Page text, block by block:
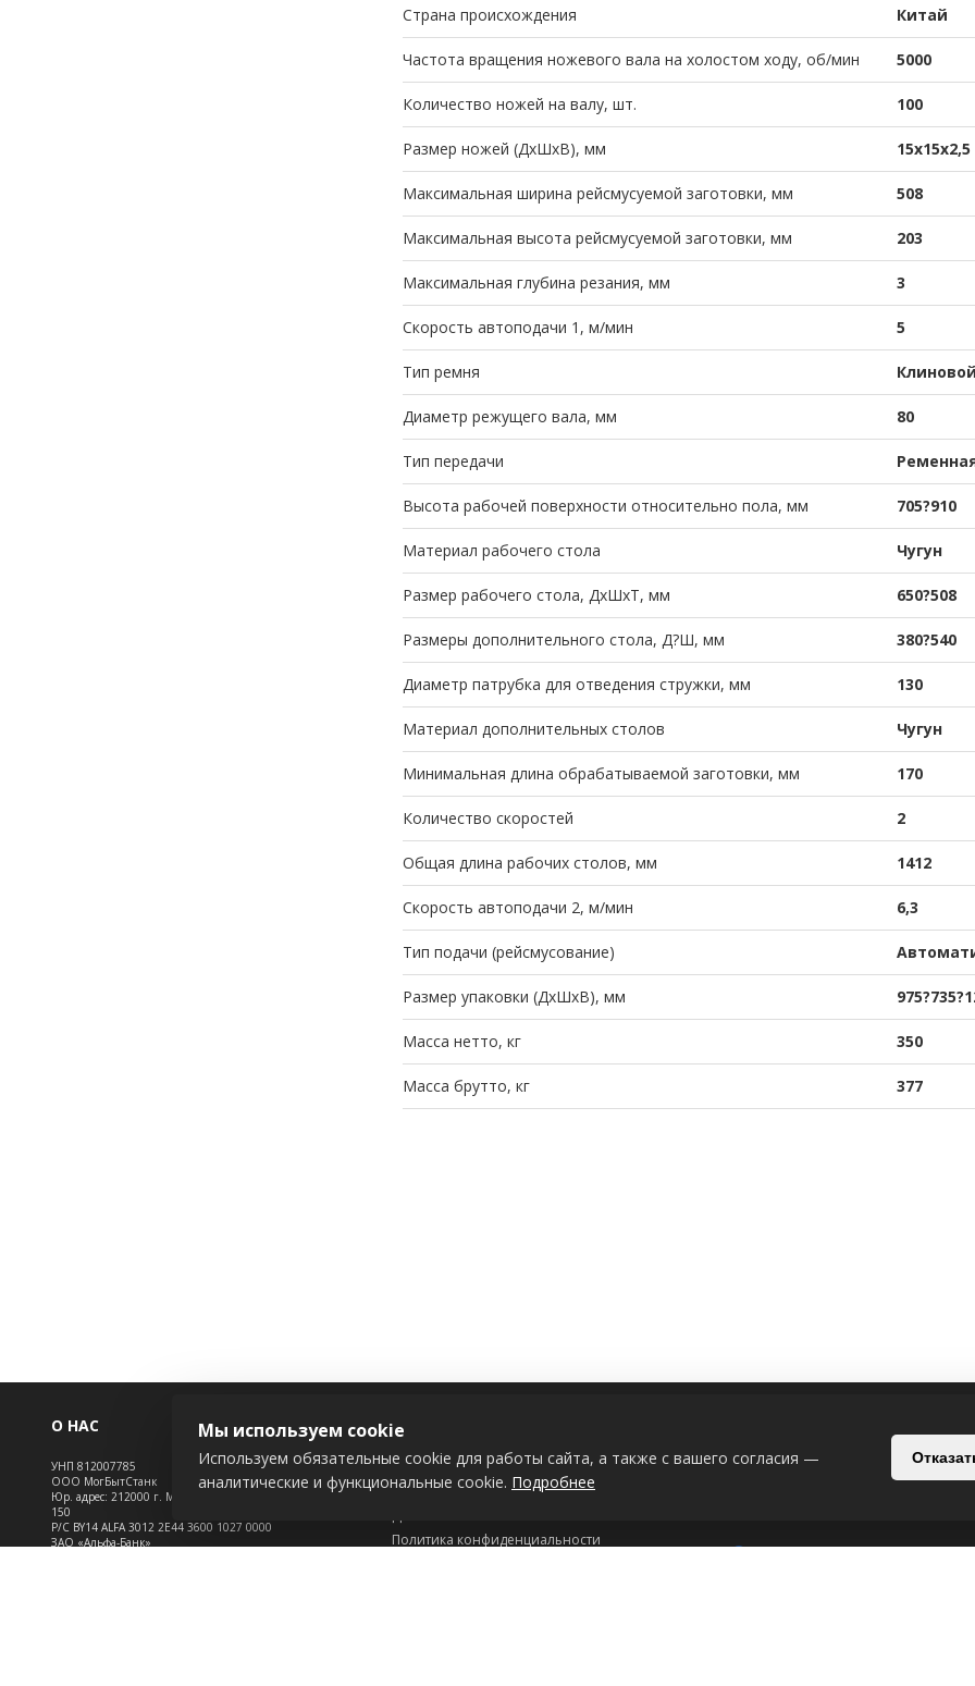
Страна происхождения Китай
Частота вращения ножевого вала на холостом ходу, об/мин 5000
Количество ножей на валу, шт. 100
Размер ножей (ДхШхВ), мм 15х15х2,5
Максимальная ширина рейсмусуемой заготовки, мм 508
Максимальная высота рейсмусуемой заготовки, мм 203
Максимальная глубина резания, мм 3
Скорость автоподачи 1, м/мин 5
Тип ремня
Диаметр режущего вала, мм 80
Тип передачи
Высота рабочей поверхности относительно пола, мм 705?910
Материал рабочего стола Чугун
Размер рабочего стола, ДхШхТ, мм 650?508
Размеры дополнительного стола, Д?Ш, мм 380?540
Диаметр патрубка для отведения стружки, мм 130
Материал дополнительных столов Чугун
Минимальная длина обрабатываемой заготовки, мм 170
Количество скоростей 2
Общая длина рабочих столов, мм 1412
Скорость автоподачи 2, м/мин 6,3
Тип подачи (рейсмусование)
Размер упаковки (ДхШхВ), мм
Масса нетто, кг 350
Масса брутто, кг 377
О НАС
УНП 812007785
ООО МогБытСтанк
Юр. адрес: 212000 г. Могилев, Славгородское шоссе,
150
Р/С BY14 ALFA 3012 2Е44 3600 1027 0000
ЗАО «Альфа-Банк»
ИНФОРМАЦИЯ
Новости
Контакты
Политика конфиденциальности
Беларусь, Могилёв, Славгородский
Мы используем cookie
Используем обязательные cookie для работы сайта, а также с вашего согласия —
аналитические и функциональные cookie. Подробнее